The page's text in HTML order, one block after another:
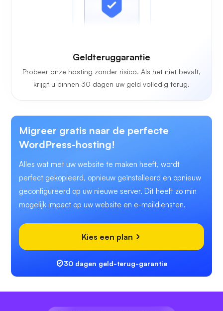
Geldteruggarantie
Probeer onze hosting zonder risico. Als het niet bevalt,
krijgt u binnen 30 dagen uw geld volledig terug.
Migreer gratis naar de perfecte
WordPress-hosting!
Alles wat met uw website te maken heeft, wordt
perfect gekopieerd, opnieuw geïnstalleerd en opnieuw
geconfigureerd op uw nieuwe server. Dit heeft zo min
mogelijk impact op uw website en e-maildiensten.
Kies een plan
30 dagen geld-terug-garantie